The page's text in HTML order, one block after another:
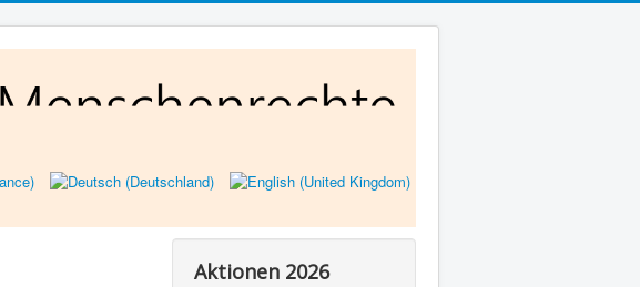
Aktionen 2026